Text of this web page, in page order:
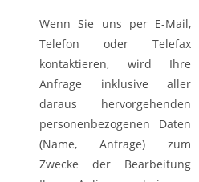
Wenn Sie uns per E-Mail,
Telefon oder Telefax
kontaktieren, wird Ihre
Anfrage inklusive aller
daraus hervorgehenden
personenbezogenen Daten
(Name, Anfrage) zum
Zwecke der Bearbeitung